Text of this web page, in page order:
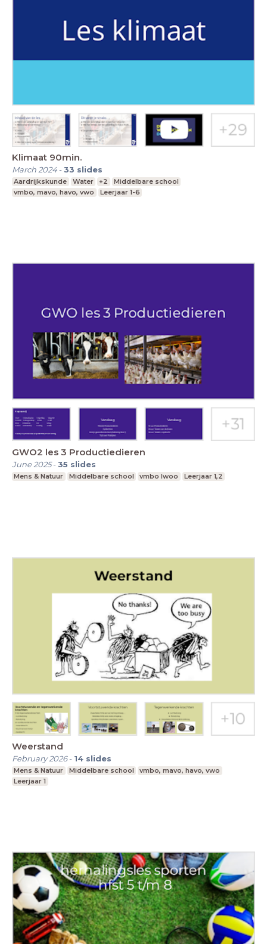
Klimaat 90min.
March 2024-33 slides
Aardrijkskunde Water +2
Middelbare school
vmbo, mavo, havo, vwo
Leerjaar 1-6
GWO2 les 3 Productiedieren
June 2025-35 slides
Mens & Natuur Middelbare school vmbo lwoo Leerjaar 1,2
Weerstand
February 2026- 14 slides
Mens & Natuur Middelbare school
vmbo, mavo, havo, vwo
Leerjaar 1